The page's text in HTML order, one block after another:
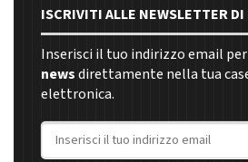
ISCRIVITI ALLE NEWSLETTER DI
Inserisci il tuo indirizzo email
newsdirettamente nella tua
elettronica.
Indirizzo email